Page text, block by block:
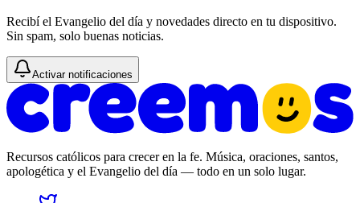
Recibí el Evangelio del día y novedades directo en tu dispositivo.
Sin spam, solo buenas noticias.
Activar notificaciones
Recursos católicos para crecer en la fe. Música, oraciones, santos,
apologética y el Evangelio del día — todo en un solo lugar.